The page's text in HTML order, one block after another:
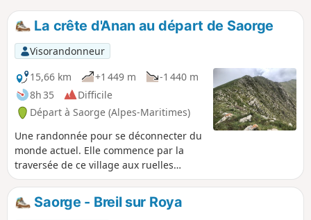
La crête d'Anan au départ de Saorge
Visorandonneur
15,66 km
+1 449 m
-1 440 m
8h 35
Difficile
Départ à Saorge (Alpes-Maritimes)
Une randonnée pour se déconnecter du
monde actuel. Elle commence par la
traversée de ce village aux ruelles
sombres, puis par l'histoire de ces
terres agricoles reculées de la Roya, où
les restanques témoignent du travail
Saorge - Breil sur Roya